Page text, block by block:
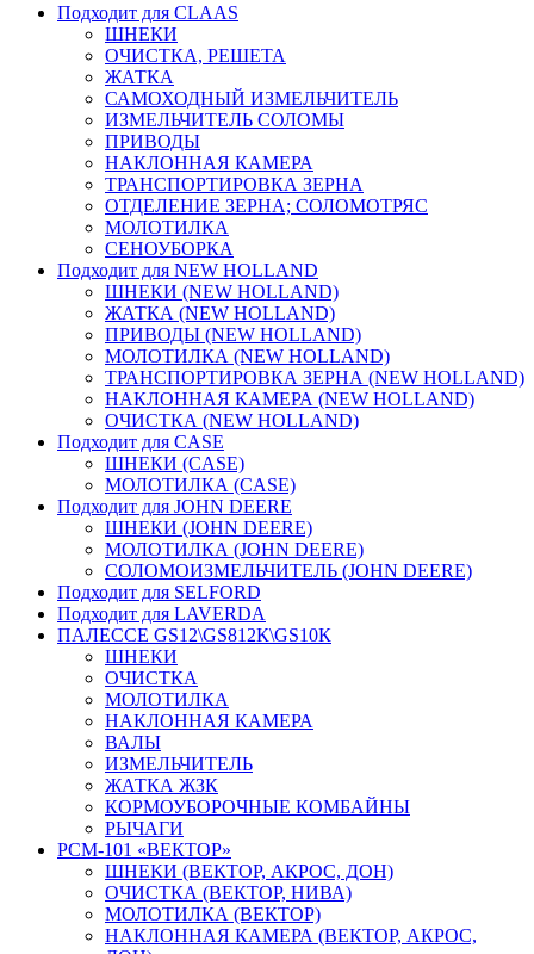
Подходит для CLAAS
ШНЕКИ
ОЧИСТКА, РЕШЕТА
ЖАТКА
САМОХОДНЫЙ ИЗМЕЛЬЧИТЕЛЬ
ИЗМЕЛЬЧИТЕЛЬ СОЛОМЫ
ПРИВОДЫ
НАКЛОННАЯ КАМЕРА
ТРАНСПОРТИРОВКА ЗЕРНА
ОТДЕЛЕНИЕ ЗЕРНА; СОЛОМОТРЯС
МОЛОТИЛКА
СЕНОУБОРКА
Подходит для NEW HOLLAND
ШНЕКИ (NEW HOLLAND)
ЖАТКА (NEW HOLLAND)
ПРИВОДЫ (NEW HOLLAND)
МОЛОТИЛКА (NEW HOLLAND)
ТРАНСПОРТИРОВКА ЗЕРНА (NEW HOLLAND)
НАКЛОННАЯ КАМЕРА (NEW HOLLAND)
ОЧИСТКА (NEW HOLLAND)
Подходит для CASE
ШНЕКИ (CASE)
МОЛОТИЛКА (CASE)
Подходит для JOHN DEERE
ШНЕКИ (JOHN DEERE)
МОЛОТИЛКА (JOHN DEERE)
СОЛОМОИЗМЕЛЬЧИТЕЛЬ (JOHN DEERE)
Подходит для SELFORD
Подходит для LAVERDA
ПАЛЕССЕ GS12\GS812К\GS10К
ШНЕКИ
ОЧИСТКА
МОЛОТИЛКА
НАКЛОННАЯ КАМЕРА
ВАЛЫ
ИЗМЕЛЬЧИТЕЛЬ
ЖАТКА ЖЗК
КОРМОУБОРОЧНЫЕ КОМБАЙНЫ
РЫЧАГИ
РСМ-101 «ВЕКТОР»
ШНЕКИ (ВЕКТОР, АКРОС, ДОН)
ОЧИСТКА (ВЕКТОР, НИВА)
МОЛОТИЛКА (ВЕКТОР)
НАКЛОННАЯ КАМЕРА (ВЕКТОР, АКРОС,